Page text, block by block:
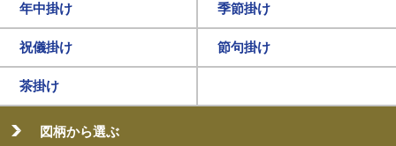
年中掛け 季節掛け
祝儀掛け 節句掛け
茶掛け
図柄から選ぶ